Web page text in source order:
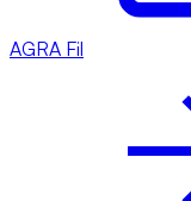
AGRA Fil